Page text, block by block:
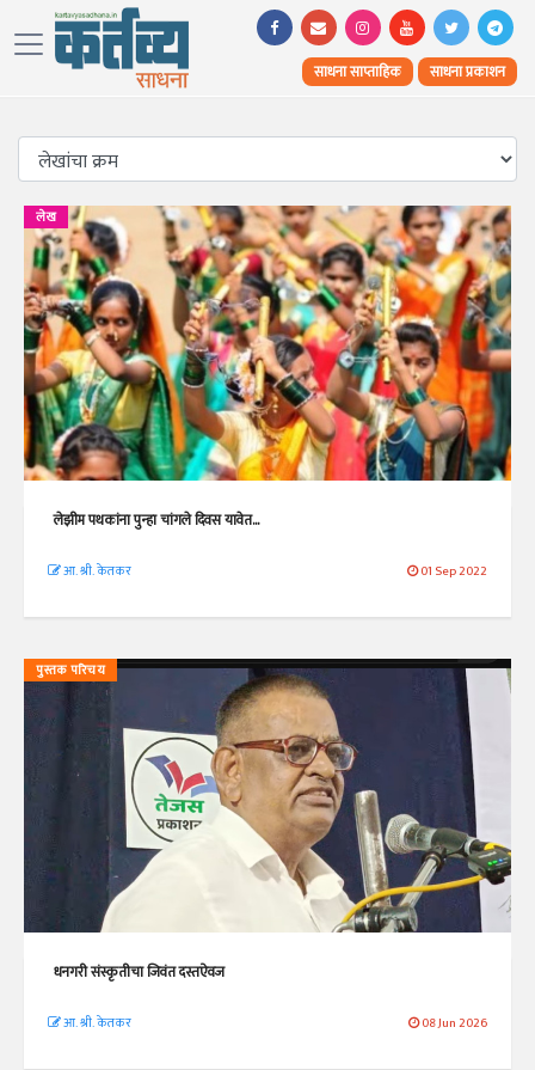
साधना साप्ताहिक साधना प्रकाशन
लेख
लेझीम पथकांना पुन्हा चांगले दिवस यावेत...
आ. श्री. केतकर 01 Sep 2022
पुस्तक परिचय
धनगरी संस्कृतीचा जिवंत दस्तऐवज
आ. श्री. केतकर 08 Jun 2026